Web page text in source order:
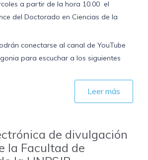
a partir de la hora 10.00 el
del Doctorado en Ciencias de la
conectarse al canal de YouTube
para escuchar a los siguientes
Leer más
de divulgación
la Facultad de